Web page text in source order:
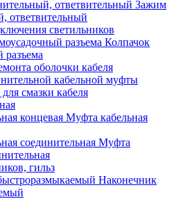
Зажим
ответвительный
светильников
Колпачок
разъема
оболочки кабеля
кабельной муфты
смазки кабеля
Муфта кабельная
Муфта
гильз
Наконечник